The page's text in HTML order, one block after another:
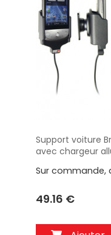
Support voiture
avec chargeur
Sur commande,
49.16 €